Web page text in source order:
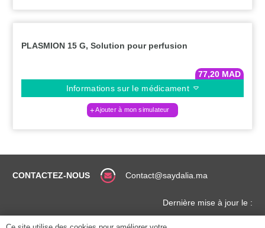
PLASMION 15 G, Solution pour perfusion
77,20 MAD
Informations sur le médicament
Ajouter à mon simulateur
CONTACTEZ-NOUS Contact@saydalia.ma
Dernière mise à jour le :